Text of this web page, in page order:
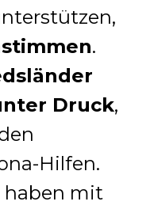
.
Druck,
Hilfen.
haben mit